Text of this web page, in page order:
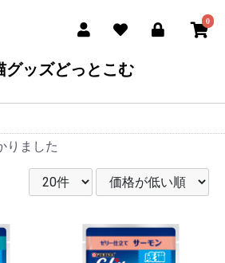
0
グッズどっとこむ
りました